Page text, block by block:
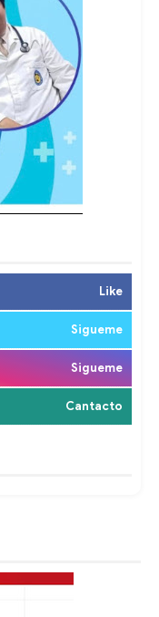
Like
Sigueme
Sigueme
Cantacto